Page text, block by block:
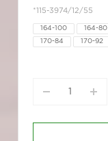
*115-3974/12/55
164-100 164-80
170-84 170-92